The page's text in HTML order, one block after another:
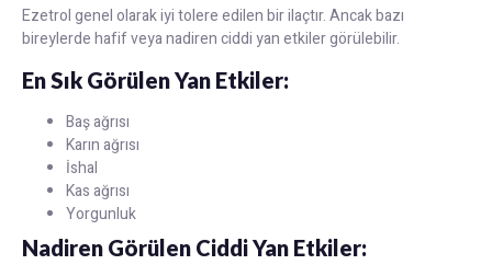
Ezetrol genel olarak iyi tolere edilen bir ilaçtır. Ancak bazı
bireylerde hafif veya nadiren ciddi yan etkiler görülebilir.
En Sık Görülen Yan Etkiler:
Baş ağrısı
Karın ağrısı
İshal
Kas ağrısı
Yorgunluk
Nadiren Görülen Ciddi Yan Etkiler: